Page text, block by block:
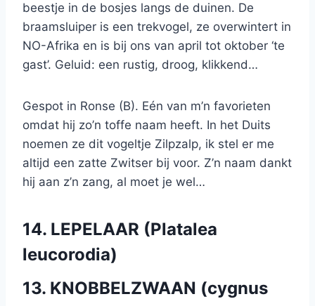
beestje in de bosjes langs de duinen. De
braamsluiper is een trekvogel, ze overwintert in
NO-Afrika en is bij ons van april tot oktober ‘te
gast’. Geluid: een rustig, droog, klikkend…
Gespot in Ronse (B). Eén van m’n favorieten
omdat hij zo’n toffe naam heeft. In het Duits
noemen ze dit vogeltje Zilpzalp, ik stel er me
altijd een zatte Zwitser bij voor. Z’n naam dankt
hij aan z’n zang, al moet je wel…
14. LEPELAAR (Platalea
leucorodia)
13. KNOBBELZWAAN (cygnus